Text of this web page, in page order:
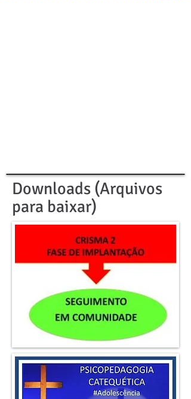
Downloads (Arquivos
para baixar)